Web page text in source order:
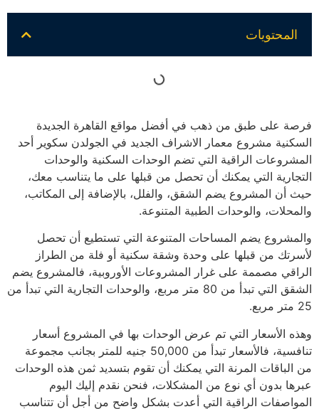
المحتويات
فرصة على طبق من ذهب في أفضل مواقع القاهرة الجديدة
السكنية مشروع معمار الاشراف الجديد في الجولدن سكوير أحد
المشروعات الراقية التي تضم الوحدات السكنية والوحدات
التجارية التي يمكنك أن تحصل من قبلها على ما يتناسب معك،
حيث أن المشروع يضم الشقق، والفلل، بالإضافة إلى المكاتب،
والمحلات، والوحدات الطبية المتنوعة.
والمشروع يضم المساحات المتنوعة التي تستطيع أن تحصل
لأسرتك من قبلها على وحدة وشقة سكنية أو فلة من الطراز
الراقي مصممة على غرار المشروعات الأوروبية، فالمشروع يضم
الشقق التي تبدأ من 80 متر مربع، والوحدات التجارية التي تبدأ من
25 متر مربع.
وهذه الأسعار التي تم عرض الوحدات بها في المشروع أسعار
تنافسية، فالأسعار تبدأ من 50,000 جنيه للمتر بجانب مجموعة
من الباقات المرنة التي يمكنك أن تقوم بتسديد ثمن هذه الوحدات
عبرها بدون أي نوع من المشكلات، فنحن نقدم إليك اليوم
المواصفات الراقية التي أعدت بشكل واضح من أجل أن تتناسب